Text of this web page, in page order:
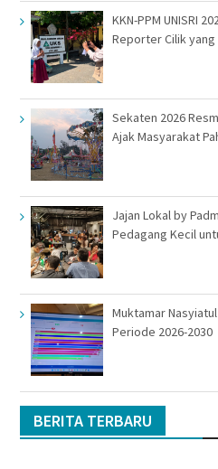
KKN-PPM UNISRI
Reporter Cilik yang
Sekaten 2026
Ajak Masyarakat
Jajan Lokal by
Pedagang Kecil
Muktamar
Periode 2026-2030
BERITA TERBARU